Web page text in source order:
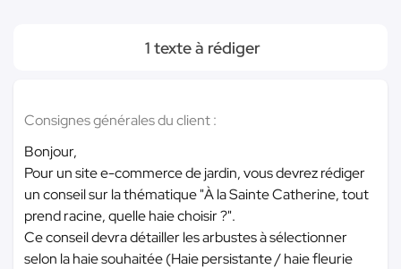
1 texte à rédiger
Consignes générales du client :
Bonjour,
Pour un site e-commerce de jardin, vous devrez rédiger
un conseil sur la thématique "À la Sainte Catherine, tout
prend racine, quelle haie choisir ?".
Ce conseil devra détailler les arbustes à sélectionner
selon la haie souhaitée (Haie persistante / haie fleurie